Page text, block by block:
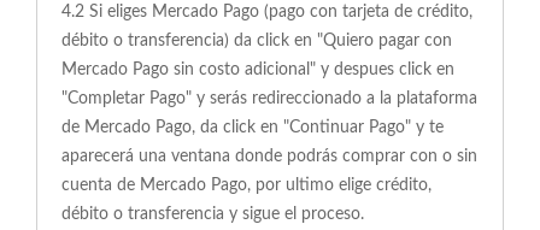
4.2 Si eliges Mercado Pago (pago con tarjeta de crédito,
débito o transferencia) da click en "Quiero pagar con
Mercado Pago sin costo adicional" y despues click en
"Completar Pago" y serás redireccionado a la plataforma
de Mercado Pago, da click en "Continuar Pago" y te
aparecerá una ventana donde podrás comprar con o sin
cuenta de Mercado Pago, por ultimo elige crédito,
débito o transferencia y sigue el proceso.